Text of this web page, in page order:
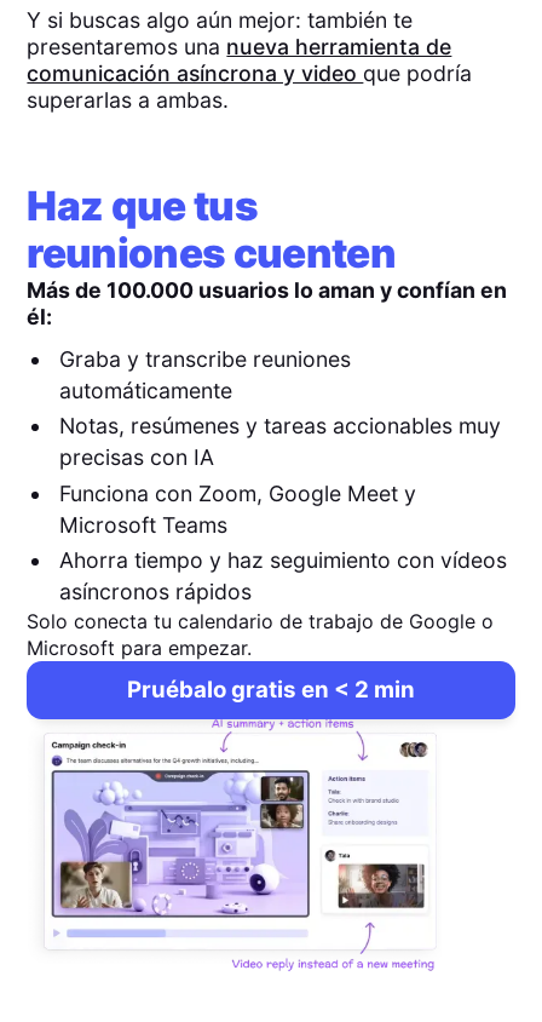
Y si buscas algo aún mejor: también te
presentaremos una nueva herramienta de
comunicación asíncrona y video que podría
superarlas a ambas.
Haz que tus
reuniones cuenten
Más de 100.000 usuarios lo aman y confían en
él:
Graba y transcribe reuniones
automáticamente
Notas, resúmenes y tareas accionables muy
precisas con IA
Funciona con Zoom, Google Meet y
Microsoft Teams
Ahorra tiempo y haz seguimiento con vídeos
asíncronos rápidos
Solo conecta tu calendario de trabajo de Google o
Microsoft para empezar.
Pruébalo gratis en < 2 min